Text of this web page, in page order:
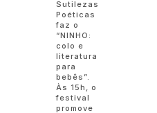
Sutilezas
Poéticas
faz o
“NINHO:
colo e
literatura
para
bebês”.
Às 15h, o
festival
promove